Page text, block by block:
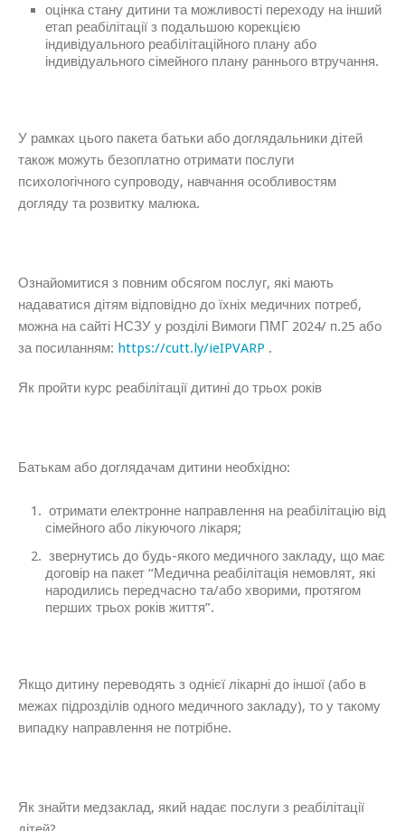
оцінка стану дитини та можливості переходу на інший
етап реабілітації з подальшою корекцією
індивідуального реабілітаційного плану або
індивідуального сімейного плану раннього втручання.
У рамках цього пакета батьки або доглядальники дітей
також можуть безоплатно отримати послуги
психологічного супроводу, навчання особливостям
догляду та розвитку малюка.
Ознайомитися з повним обсягом послуг, які мають
надаватися дітям відповідно до їхніх медичних потреб,
можна на сайті НСЗУ у розділі Вимоги ПМГ 2024/ п.25 або
за посиланням: https://cutt.ly/ieIPVARP .
Як пройти курс реабілітації дитині до трьох років
Батькам або доглядачам дитини необхідно:
отримати електронне направлення на реабілітацію від
сімейного або лікуючого лікаря;
звернутись до будь-якого медичного закладу, що має
договір на пакет “Медична реабілітація немовлят, які
народились передчасно та/або хворими, протягом
перших трьох років життя”.
Якщо дитину переводять з однієї лікарні до іншої (або в
межах підрозділів одного медичного закладу), то у такому
випадку направлення не потрібне.
Як знайти медзаклад, який надає послуги з реабілітації